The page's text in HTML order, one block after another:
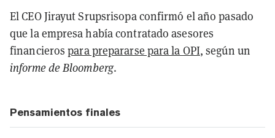
El CEO Jirayut Srupsrisopa confirmó el año pasado
que la empresa había contratado asesores
financierospara prepararse para la OPI, según un
informe de Bloomberg.
Pensamientos finales